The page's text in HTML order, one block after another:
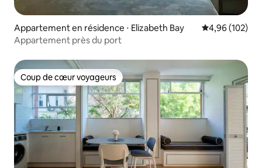
Appartement en résidence ⋅ Elizabeth Bay Évaluation
4,96 (102)
Appartement près du port
Coup de cœur voyageurs
Coup de cœur voyageurs